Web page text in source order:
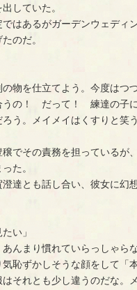
していた。
はあるがガーデンウェディ
のだ。
物を仕立てよう。今度はつ
の！　だって！　練達の子
う。メイメイはくすりと笑
でその責務を担っているが
た。
達とも話し合い、彼女に幻
い」
んまり慣れていらっしゃら
恥ずかしそうな顔をして「
それとも少し違うのだな。